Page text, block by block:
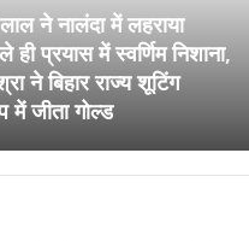
ने नालंदा में लहराया
ही प्रयास में स्वर्णिम निशाना,
ने बिहार राज्य शूटिंग
में जीता गोल्ड